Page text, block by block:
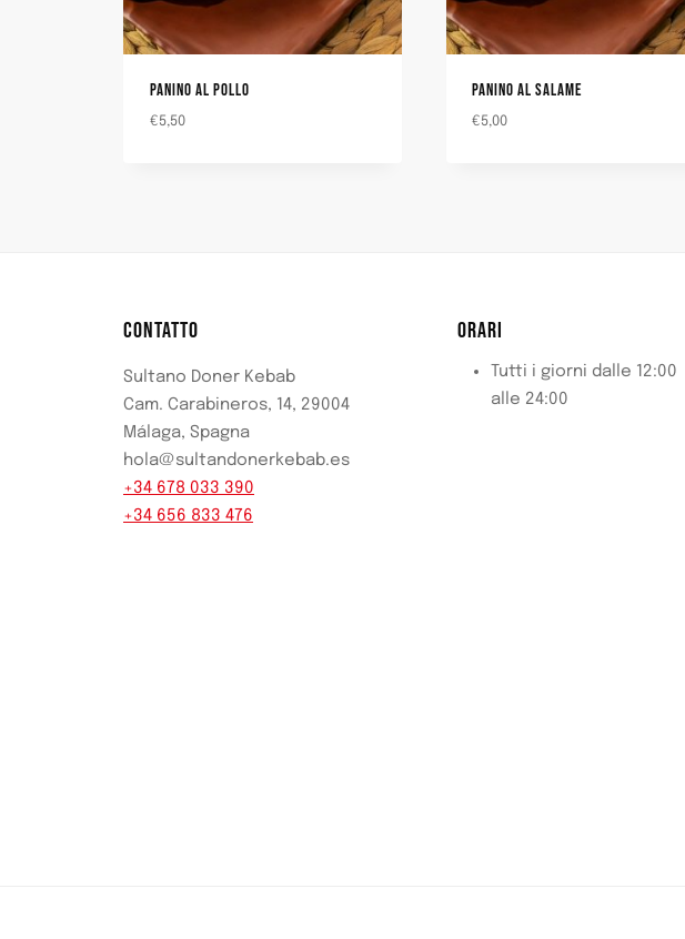
PANINO AL POLLO
€5,50
PANINO AL SALAME
€5,00
CONTATTO
Sultano Doner Kebab
Cam. Carabineros, 14, 29004
Málaga, Spagna
hola@sultandonerkebab.es
+34 678 033 390
+34 656 833 476
ORARI
Tutti i giorni dalle 12:00
alle 24:00